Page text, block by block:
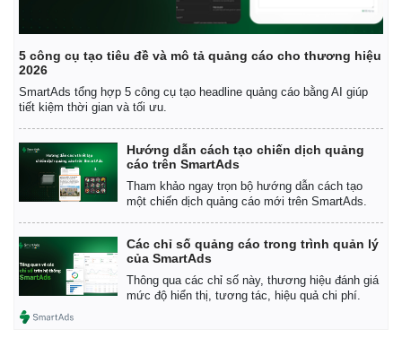
Bất động sản
Khởi nghiệp
Giá vàng
Tiêu dùng
Tỷ giá
5 công cụ tạo tiêu đề và mô tả quảng cáo cho thương hiệu
2026
SmartAds tổng hợp 5 công cụ tạo headline quảng cáo bằng AI giúp
tiết kiệm thời gian và tối ưu.
Hướng dẫn cách tạo chiến dịch quảng
cáo trên SmartAds
Tham khảo ngay trọn bộ hướng dẫn cách tạo
một chiến dịch quảng cáo mới trên SmartAds.
Các chỉ số quảng cáo trong trình quản lý
của SmartAds
Thông qua các chỉ số này, thương hiệu đánh giá
mức độ hiển thị, tương tác, hiệu quả chi phí.